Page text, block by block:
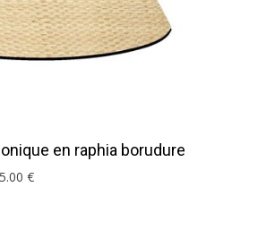
en raphia borudure
.00 €